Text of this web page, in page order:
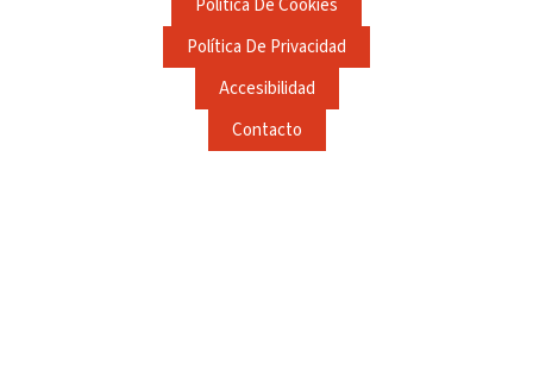
Política De Cookies
Política De Privacidad
Accesibilidad
Contacto